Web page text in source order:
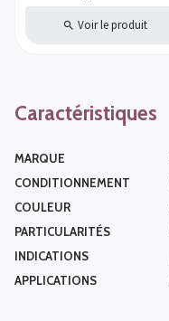
Voir le produit
Caractéristiques
MARQUE
CONDITIONNEMENT
COULEUR
PARTICULARITÉS
INDICATIONS
APPLICATIONS